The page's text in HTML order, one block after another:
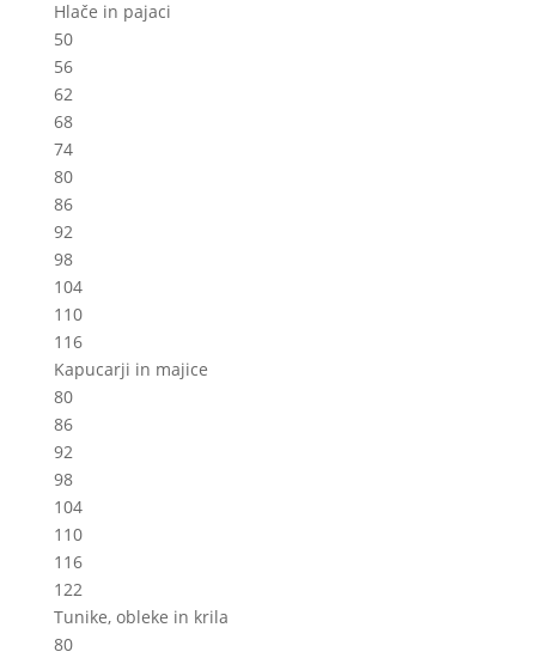
Hlače in pajaci
50
56
62
68
74
80
86
92
98
104
110
116
Kapucarji in majice
80
86
92
98
104
110
116
122
Tunike, obleke in krila
80